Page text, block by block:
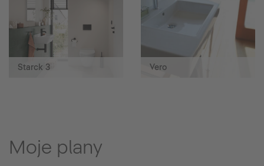
Starck 3 Vero
Moje plany